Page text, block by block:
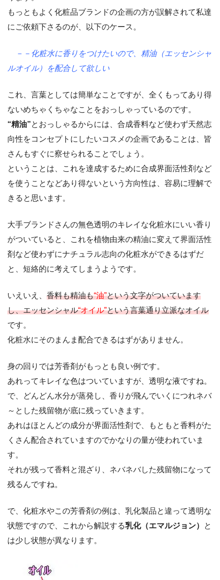
もっともよく化粧品ブランドの企画の方が誤解されて私達
にご依頼下さるのが、以下のケース。
－－化粧水に香りをつけたいので、精油（エッセンシャ
ルオイル）を配合して欲しい
これ、言葉としては簡単なことですが、全くもってあり得
ないめちゃくちゃなことをおっしゃっているのです。
“精油”とおっしゃるからには、合成香料など使わず天然志
向性をコンセプトにしたいコスメの企画であることは、皆
さんもすぐに察せられることでしょう。
ということは、これを達成するために合成界面活性剤など
を使うことなどあり得ないという方向性は、容易に理解で
きると思います。
大手ブランドさんの無色透明のキレイな化粧水にいい香り
がついていると、これを植物由来の精油に変えて界面活性
剤など使わずにナチュラル志向の化粧水ができるはずだ
と、短絡的に考えてしまうようです。
いえいえ、 香料も精油も“油”という文字がついています
し、エッセンシャル“オイル”という言葉通り立派なオイル
です。
化粧水にそのまんま配合できるはずがありません。
身の回りでは芳香剤がもっとも良い例です。
あれってキレイな色はついていますが、透明な液ですね。
で、どんどん水分が蒸発し、香りが飛んでいくにつれネバ
～とした残留物が底に残っていきます。
あれはほとんどの成分が界面活性剤で、もともと香料がた
くさん配合されていますのでかなりの量が使われていま
す。
それが残って香料と混ざり、ネバネバした残留物になって
残るんですね。
で、化粧水やこの芳香剤の例は、乳化製品と違って透明な
状態ですので、これから解説する乳化（エマルジョン）
と
は少し状態が異なります。